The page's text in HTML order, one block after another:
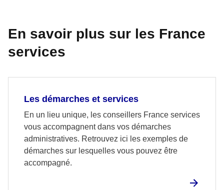
En savoir plus sur les France
services
Les démarches et services
En un lieu unique, les conseillers France services
vous accompagnent dans vos démarches
administratives. Retrouvez ici les exemples de
démarches sur lesquelles vous pouvez être
accompagné.